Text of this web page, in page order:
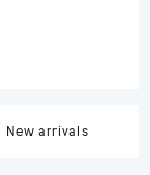
New arrivals